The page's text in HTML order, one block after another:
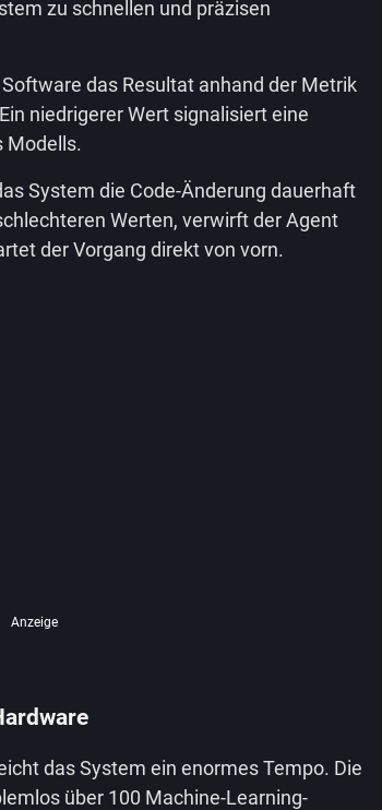
zu schnellen und präzisen
das Resultat anhand der Metrik
niedrigerer Wert signalisiert eine
Modells.
System die Code-Änderung dauerhaft
Werten, verwirft der Agent
der Vorgang direkt von vorn.
Anzeige
das System ein enormes Tempo. Die
über 100 Machine-Learning-